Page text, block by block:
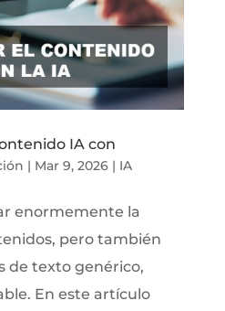
IA con
| Mar 9, 2026| IA
enormemente la
pero también
de texto genérico,
En este artículo